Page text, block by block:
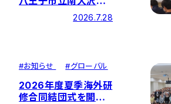
学校にて中学校と企業
を繋ぐ「特別講義」を
2026.7.28
#お知らせ #グローバル
2026年度夏季海外研
修合同結団式を開催